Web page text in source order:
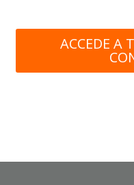
ACCEDE A